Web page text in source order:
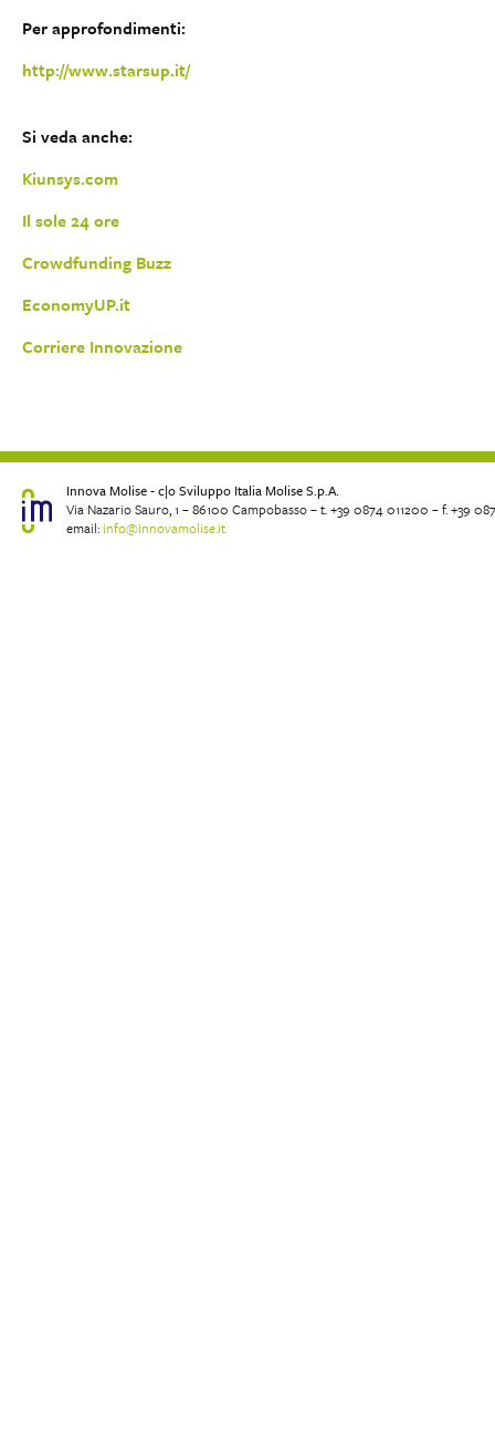
Per approfondimenti:
http://www.starsup.it/
Si veda anche:
Kiunsys.com
Il sole 24 ore
Crowdfunding Buzz
EconomyUP.it
Corriere Innovazione
Innova Molise - c|o Sviluppo Italia Molise S.p.A.
Via Nazario Sauro, 1 – 86100 Campobasso – t. +39 0874 011200 – f. +39
email: info@innovamolise.it